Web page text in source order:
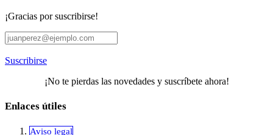
¡Gracias por suscribirse!
Suscribirse
¡No te pierdas las novedades y suscríbete ahora!
Enlaces útiles
Aviso legal